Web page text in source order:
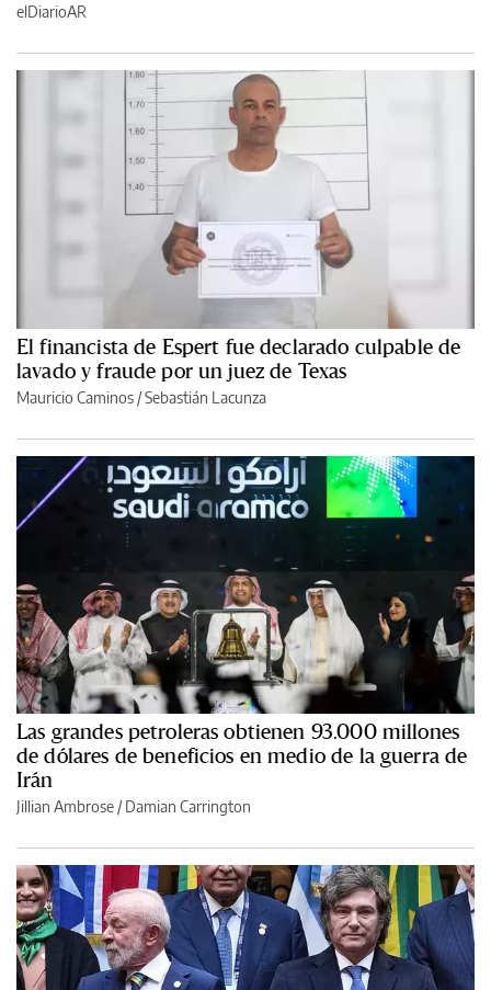
elDiarioAR
El financista de Espert fue declarado culpable de
lavado y fraude por un juez de Texas
Mauricio Caminos /Sebastián Lacunza
Las grandes petroleras obtienen 93.000 millones
de dólares de beneficios en medio de la guerra de
Irán
Jillian Ambrose / Damian Carrington